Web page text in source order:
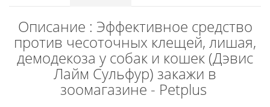
Описание : Эффективное средство
против чесоточных клещей, лишая,
демодекоза у собак и кошек (Дэвис
Лайм Сульфур) закажи в
зоомагазине - Petplus